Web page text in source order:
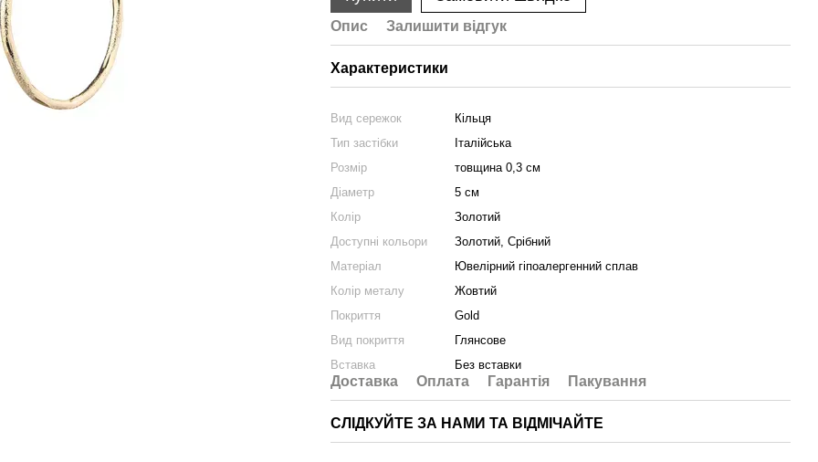
Опис Залишити вiдгук
Характеристики
Вид сережок
Кільця
Тип застібки
Італійська
Розмір
товщина 0,3 см
Діаметр
5 см
Колір
Золотий
Доступні кольори
Золотий, Срібний
Матеріал
Ювелірний гіпоалергенний сплав
Колір металу
Жовтий
Покриття
Gold
Вид покриття
Глянсове
Вставка
Без вставки
Доставка Оплата Гарантія Пакування
СЛІДКУЙТЕ ЗА НАМИ ТА ВІДМІЧАЙТЕ